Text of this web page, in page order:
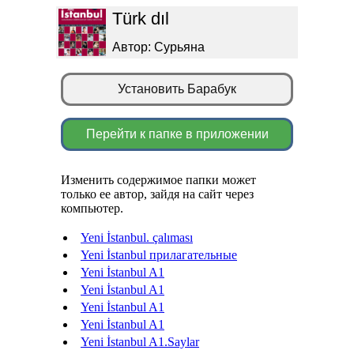
Türk dıl
Автор: Сурьяна
Установить Барабук
Перейти к папке в приложении
Изменить содержимое папки может
только ее автор, зайдя на сайт через
компьютер.
Yeni İstanbul. çalıması
Yeni İstanbul прилагательные
Yeni İstanbul A1
Yeni İstanbul A1
Yeni İstanbul A1
Yeni İstanbul A1
Yeni İstanbul A1.Saylar